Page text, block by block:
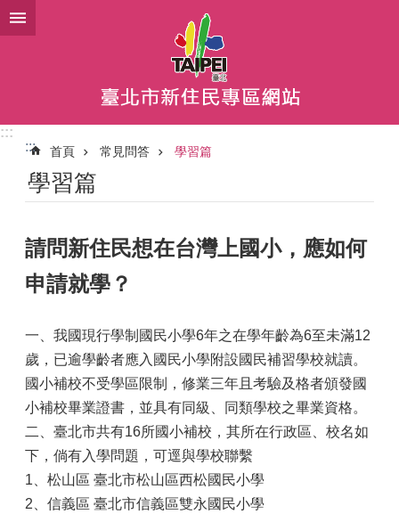
跳到主要內容區塊
:::
:::
首頁 常見問答 學習篇
學習篇
請問新住民想在台灣上國小，應如何
申請就學？
一、我國現行學制國民小學6年之在學年齡為6至未滿12
歲，已逾學齡者應入國民小學附設國民補習學校就讀。
國小補校不受學區限制，修業三年且考驗及格者頒發國
小補校畢業證書，並具有同級、同類學校之畢業資格。
二、臺北市共有16所國小補校，其所在行政區、校名如
下，倘有入學問題，可逕與學校聯繫
1、松山區 臺北市松山區西松國民小學
2、信義區 臺北市信義區雙永國民小學